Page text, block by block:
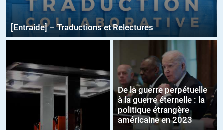
[Entraide] – Traductions et Relectures
De la guerre perpétuelle
à la guerre éternelle : la
politique étrangère
américaine en 2023